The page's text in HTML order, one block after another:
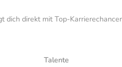
direkt mit Top-
Talente